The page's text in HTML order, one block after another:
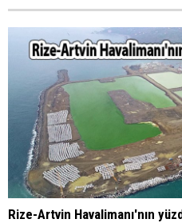
Rize-Artvin Havalimanı'nın